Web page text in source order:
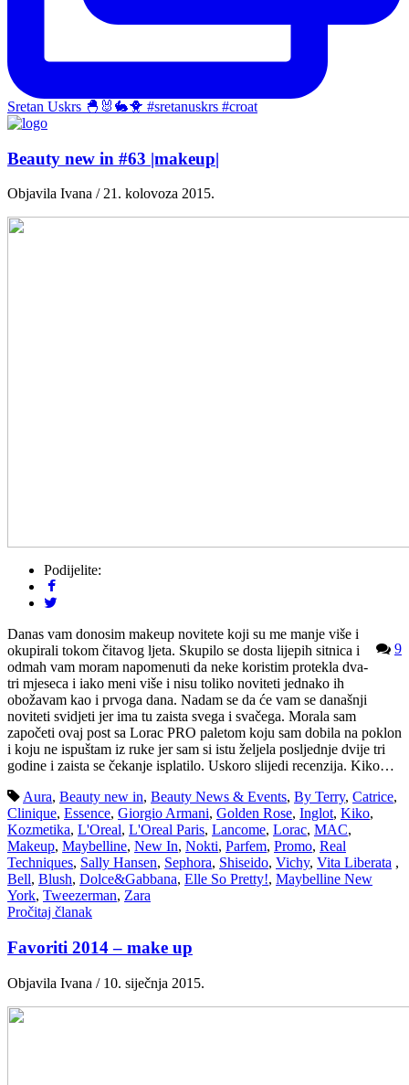
Sretan Uskrs 🐣🐰🐇🐥 #sretanuskrs #croat
Beauty new in #63 |makeup|
Objavila Ivana / 21. kolovoza 2015.
Podijelite:
9
Danas vam donosim makeup novitete koji su me manje više i
okupirali tokom čitavog ljeta. Skupilo se dosta lijepih sitnica i
odmah vam moram napomenuti da neke koristim protekla dva-
tri mjeseca i iako meni više i nisu toliko noviteti jednako ih
obožavam kao i prvoga dana. Nadam se da će vam se današnji
noviteti svidjeti jer ima tu zaista svega i svačega. Morala sam
započeti ovaj post sa Lorac PRO paletom koju sam dobila na poklon
i koju ne ispuštam iz ruke jer sam si istu željela posljednje dvije tri
godine i zaista se čekanje isplatilo. Uskoro slijedi recenzija. Kiko…
Aura, Beauty new in, Beauty News & Events, By Terry, Catrice,
Clinique, Essence, Giorgio Armani, Golden Rose, Inglot, Kiko,
Kozmetika, L'Oreal, L'Oreal Paris, Lancome, Lorac, MAC,
Makeup, Maybelline, New In, Nokti, Parfem, Promo, Real
Techniques, Sally Hansen, Sephora, Shiseido, Vichy, Vita Liberata ,
Bell, Blush, Dolce&Gabbana, Elle So Pretty!, Maybelline New
York, Tweezerman, Zara
Pročitaj članak
Favoriti 2014 – make up
Objavila Ivana / 10. siječnja 2015.